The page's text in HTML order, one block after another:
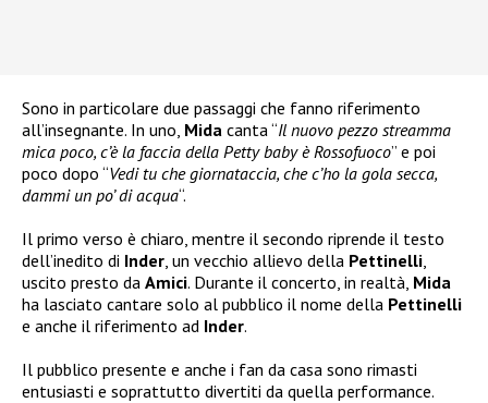
Sono in particolare due passaggi che fanno riferimento
all’insegnante. In uno, Mida canta “Il nuovo pezzo streamma
mica poco, c’è la faccia della Petty baby è Rossofuoco” e poi
poco dopo “Vedi tu che giornataccia, che c’ho la gola secca,
dammi un po’ di acqua“.
Il primo verso è chiaro, mentre il secondo riprende il testo
dell’inedito di Inder , un vecchio allievo della Pettinelli
uscito presto da Amici. Durante il concerto, in realtà, Mida
ha lasciato cantare solo al pubblico il nome della Pettinelli
e anche il riferimento ad Inder.
Il pubblico presente e anche i fan da casa sono rimasti
entusiasti e soprattutto divertiti da quella performance.